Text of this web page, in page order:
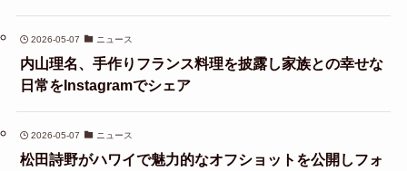
2026-05-07 ニュース
内山理名、手作りフランス料理を披露し家族との幸せな
日常をInstagramでシェア
2026-05-07 ニュース
松田詩野がハワイで魅力的なオフショットを公開しフォ